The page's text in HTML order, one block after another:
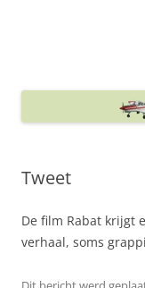
Tweet
De film Rabat krijgt
verhaal, soms